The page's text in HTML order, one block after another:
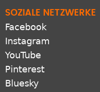
Pinterest
Bluesky
X
LinkedIn
ZUSATZANGEBOTE